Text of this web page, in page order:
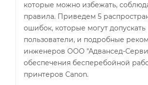
которые можно избежать,
правила. Приведем 5
ошибок, которые могут допускать
пользователи, и подробные
инженеров ООО "Адвансед-
обеспечения бесперебойной
принтеров Canon.